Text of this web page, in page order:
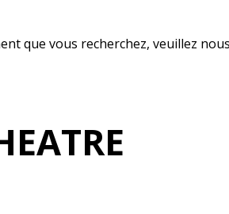
que vous recherchez, veuillez